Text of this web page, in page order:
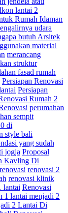
lantai 2
Rumah Idaman
udara
butuh Arsitek
material
merancang
struktur
fasad rumah
Persiapan Renovasi
Persiapan
Rumah 2
perumahan
sempit
di
style bali
yang sudah
jogja Proposal
Kavling Di
renovasi renovasi 2
renovasi klinik
lantai Renovasi
1 lantai menjadi 2
2 Lantai Di